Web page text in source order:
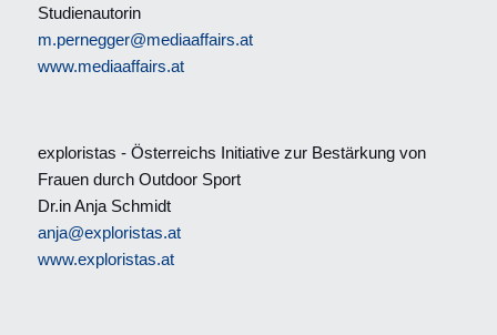
Studienautorin
m.pernegger@mediaaffairs.at
www.mediaaffairs.at
exploristas - Österreichs Initiative zur Bestärkung von
Frauen durch Outdoor Sport
Dr.in Anja Schmidt
anja@exploristas.at
www.exploristas.at